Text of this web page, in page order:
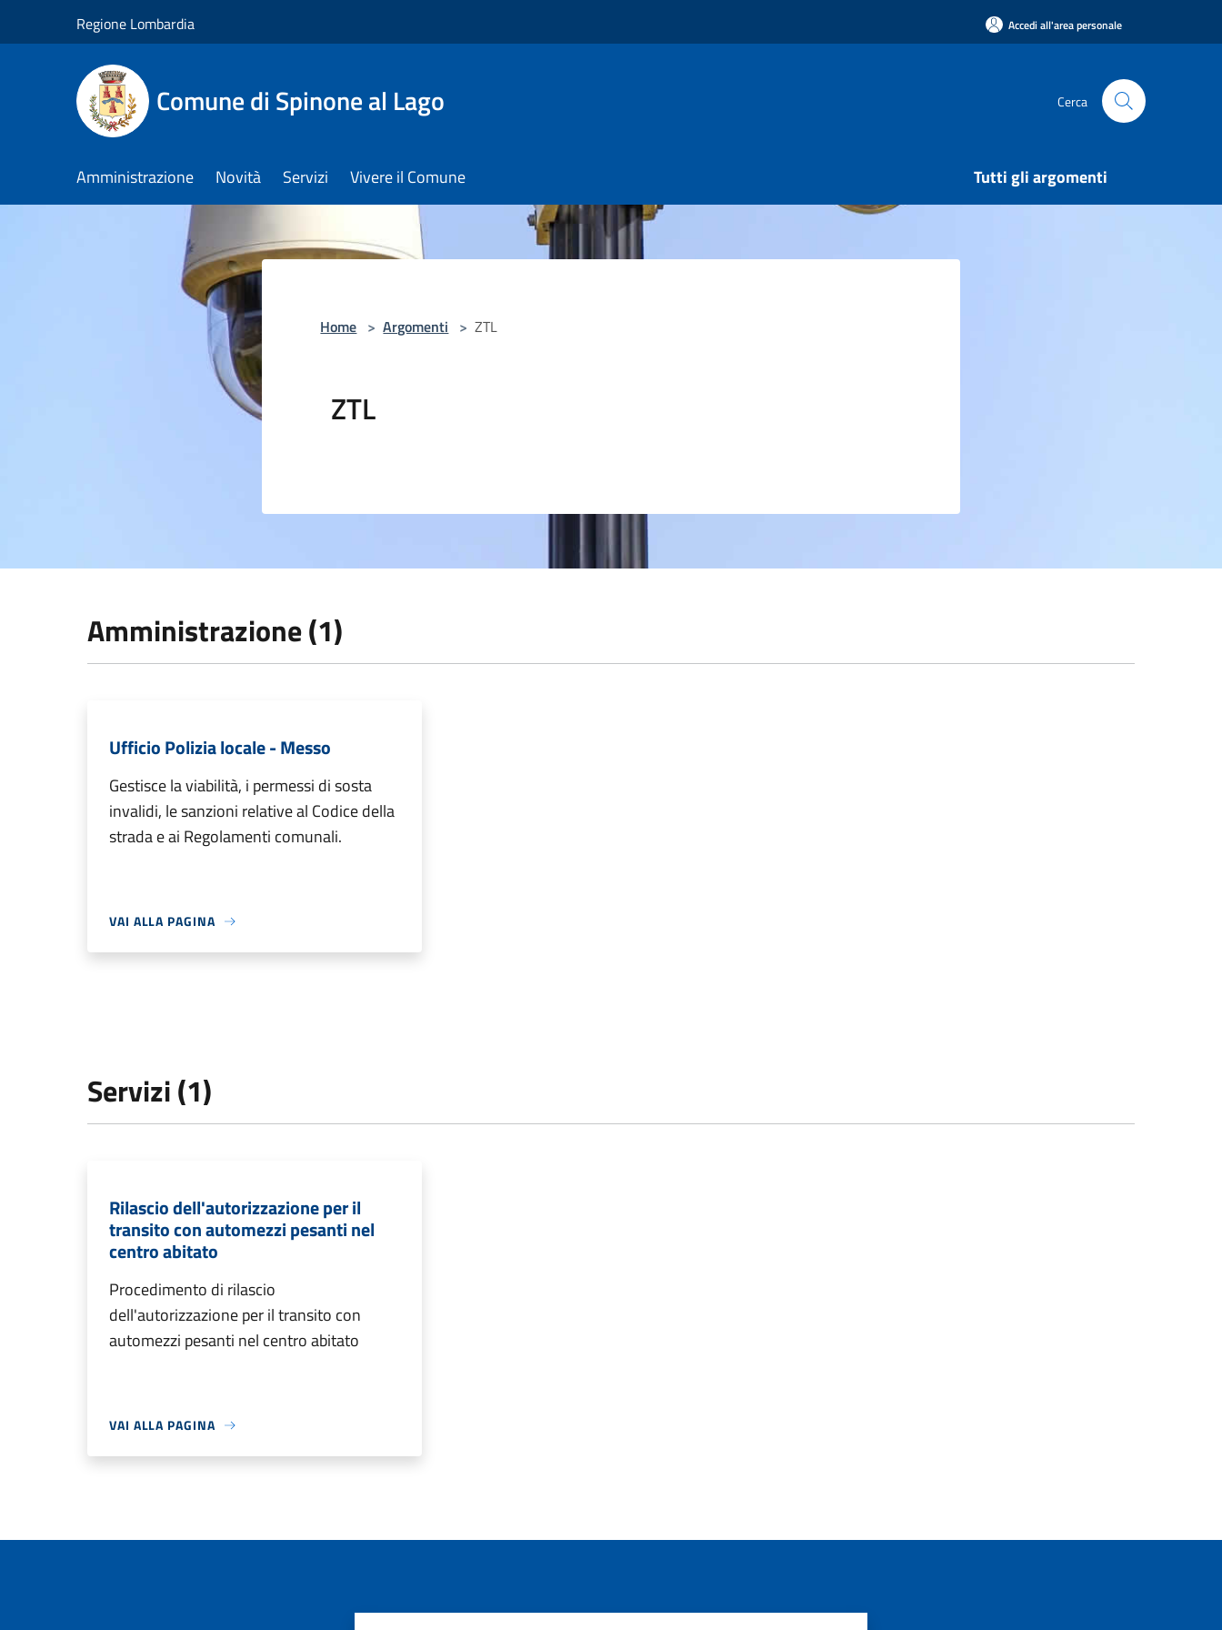
Regione Lombardia Accedi all'area personale
Comune di Spinone al Lago Cerca
Amministrazione Novità Servizi Vivere il Comune Tutti gli argomenti
Home > Argomenti > ZTL
ZTL
Amministrazione (1)
Ufficio Polizia locale - Messo
Gestisce la viabilità, i permessi di sosta
invalidi, le sanzioni relative al Codice della
strada e ai Regolamenti comunali.
VAI ALLA PAGINA
Servizi (1)
Rilascio dell'autorizzazione per il
transito con automezzi pesanti nel
centro abitato
Procedimento di rilascio
dell'autorizzazione per il transito con
automezzi pesanti nel centro abitato
VAI ALLA PAGINA